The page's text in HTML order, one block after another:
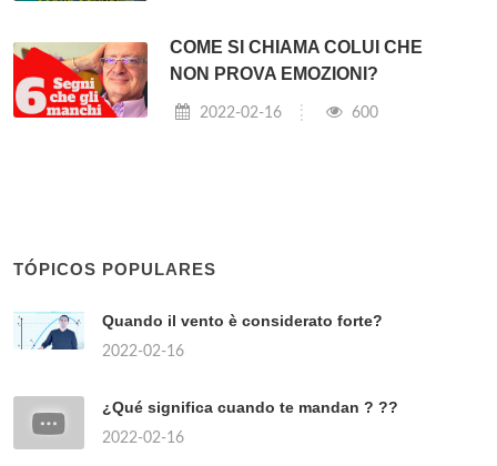
COME SI CHIAMA COLUI CHE
NON PROVA EMOZIONI?
2022-02-16 600
TÓPICOS POPULARES
Quando il vento è considerato forte?
2022-02-16
¿Qué significa cuando te mandan ? ??
2022-02-16